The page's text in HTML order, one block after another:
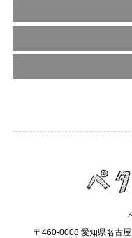
〒460-0008 愛知県名古